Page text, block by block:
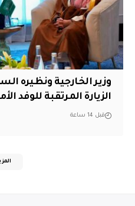
وزير الخارجية ونظيره
الزيارة المرتقبة للوفد
قبل 14 ساعة